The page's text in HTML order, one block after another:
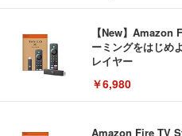
【New】Amazon
ーミングをはじめ
レイヤー
￥6,980
Amazon Fire TV